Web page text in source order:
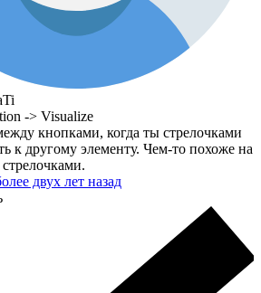
-> Visualize
кнопками, когда ты стрелочками
к другому элементу. Чем-то похоже на
двух лет назад